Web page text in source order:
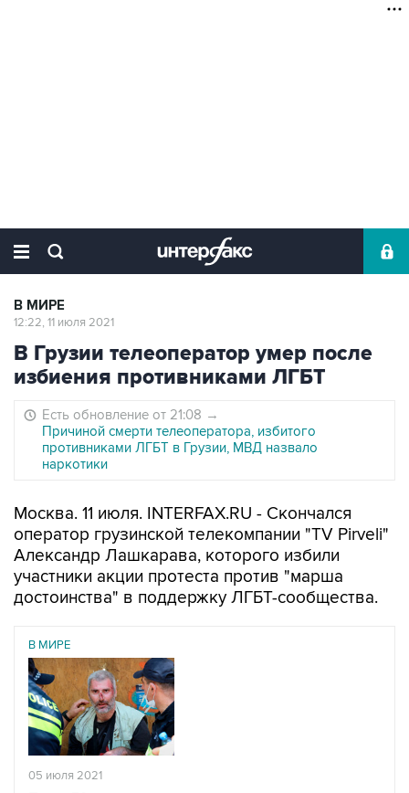
В МИРЕ
12:22, 11 июля 2021
В Грузии телеоператор умер после
избиения противниками ЛГБТ
Есть обновление от 21:08 →
Причиной смерти телеоператора, избитого
противниками ЛГБТ в Грузии, МВД назвало
наркотики
Москва. 11 июля. INTERFAX.RU - Скончался
оператор грузинской телекомпании "TV Pirveli"
Александр Лашкарава, которого избили
участники акции протеста против "марша
достоинства" в поддержку ЛГБТ-сообщества.
В МИРЕ
05 июля 2021